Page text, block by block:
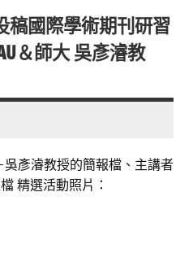
稿國際學術期刊研習
＆師大 吳彥濬教
吳彥濬教授的簡報檔、主講者
精選活動照片：